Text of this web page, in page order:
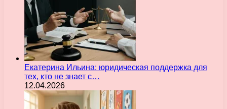
Екатерина Ильина: юридическая поддержка для
тех, кто не знает с…
12.04.2026